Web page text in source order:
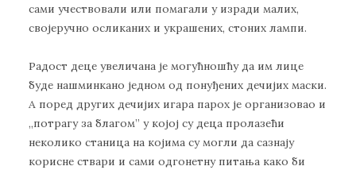
сами учествовали или помагали у изради малих,
својеручно осликаних и украшених, стоних лампи.
Радост деце увеличана је могућношћу да им лице
буде нашминкано једном од понуђених дечијих маски.
А поред других дечијих игара парох је организовао и
,,потрагу за благом” у којој су деца пролазећи
неколико станица на којима су могли да сазнају
корисне ствари и сами одгонетну питања како би